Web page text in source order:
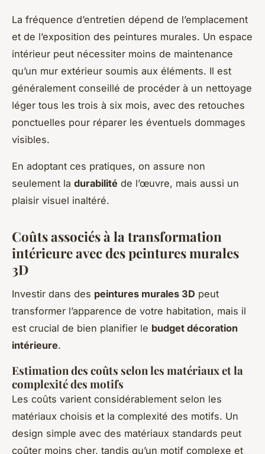
La fréquence d’entretien dépend de l’emplacement
et de l’exposition des peintures murales. Un espace
intérieur peut nécessiter moins de maintenance
qu’un mur extérieur soumis aux éléments. Il est
généralement conseillé de procéder à un nettoyage
léger tous les trois à six mois, avec des retouches
ponctuelles pour réparer les éventuels dommages
visibles.
En adoptant ces pratiques, on assure non
seulement la durabilité de l’œuvre, mais aussi un
plaisir visuel inaltéré.
Coûts associés à la transformation
intérieure avec des peintures murales
3D
Investir dans des peintures murales 3D peut
transformer l’apparence de votre habitation, mais il
est crucial de bien planifier le budget décoration
intérieure.
Estimation des coûts selon les matériaux et la
complexité des motifs
Les coûts varient considérablement selon les
matériaux choisis et la complexité des motifs. Un
design simple avec des matériaux standards peut
coûter moins cher, tandis qu’un motif complexe et